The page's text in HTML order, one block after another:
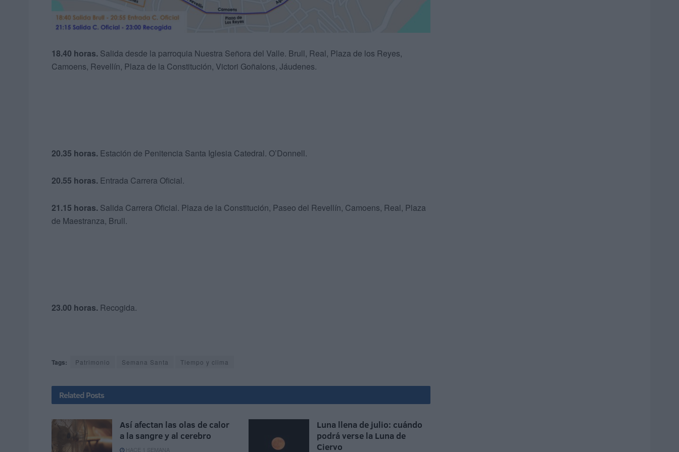
18.40 horas. Salida desde la parroquia Nuestra Señora del Valle. Brull, Real, Plaza de los Reyes,
Camoens, Revellín, Plaza de la Constitución, Victori Goñalons, Jáudenes.
20.35 horas. Estación de Penitencia Santa Iglesia Catedral. O’Donnell.
20.55 horas. Entrada Carrera Oficial.
21.15 horas. Salida Carrera Oficial. Plaza de la Constitución, Paseo del Revellín, Camoens, Real, Plaza
de Maestranza, Brull.
23.00 horas. Recogida.
Tags: Patrimonio Semana Santa Tiempo y clima
Related Posts
Así afectan las olas de calor
a la sangre y al cerebro
HACE 1 SEMANA
Luna llena de julio: cuándo
podrá verse la Luna de
Ciervo